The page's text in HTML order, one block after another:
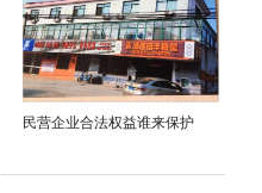
民营企业合法权益谁来保护